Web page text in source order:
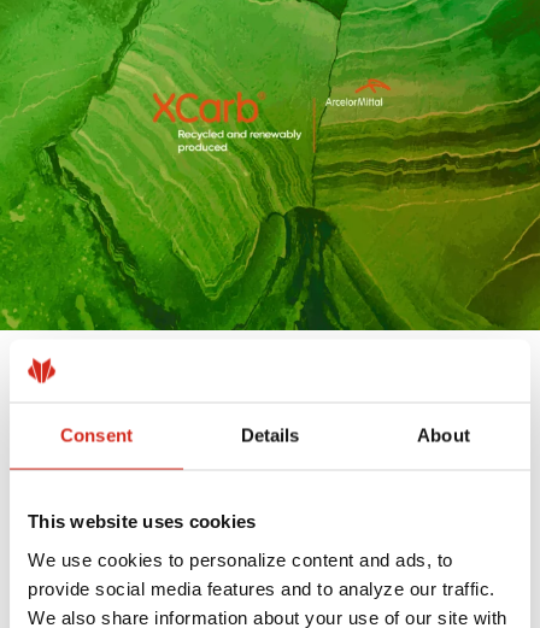
Consent Details About
This website uses cookies
We use cookies to personalize content and ads, to
provide social media features and to analyze our traffic.
We also share information about your use of our site with
UTK SÚ TERAZ DOSTUPNÉ Z
PREČÍTAJTE SI VIAC